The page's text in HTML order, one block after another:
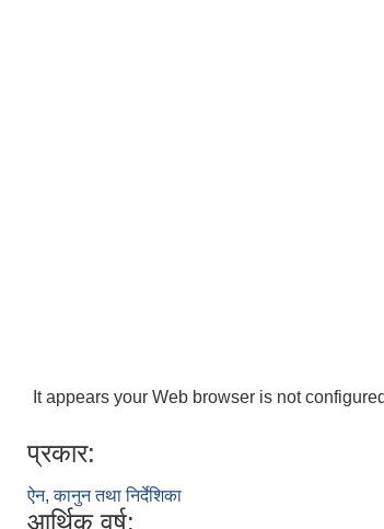
It appears your Web browser is not
प्रकार:
ऐन, कानुन तथा निर्देशिका
आर्थिक वर्ष: